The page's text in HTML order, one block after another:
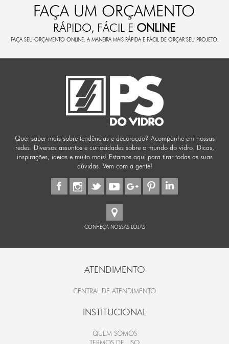
FAÇA UM ORÇAMENTO
RÁPIDO, FÁCIL E ONLINE
FAÇA SEU ORÇAMENTO ONLINE. A MANEIRA MAIS RÁPIDA E FÁCIL DE ORÇAR SEU PROJETO.
Quer saber mais sobre tendências e decoração? Acompanhe em nossas
redes. Diversos assuntos e curiosidades sobre o mundo do vidro. Dicas,
inspirações, ideias e muito mais! Estamos aqui para tirar todas as suas
dúvidas. Vem com a gente!
CONHEÇA NOSSAS LOJAS
ATENDIMENTO
CENTRAL DE ATENDIMENTO
INSTITUCIONAL
QUEM SOMOS
TERMOS DE USO